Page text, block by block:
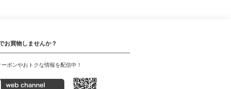
お買物しませんか？
ポンやおトクな情報を配信中！